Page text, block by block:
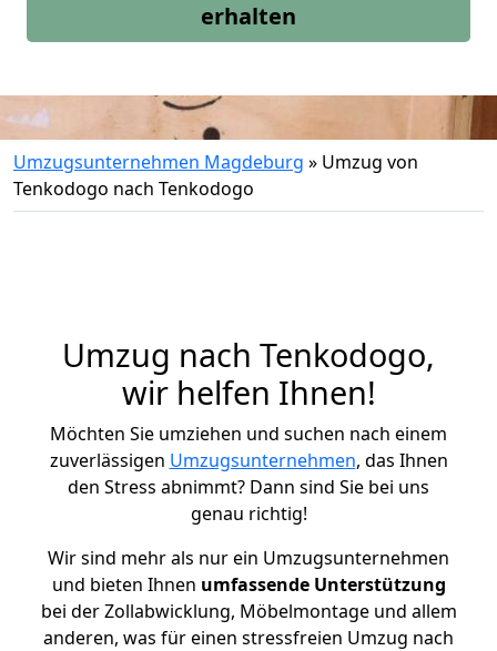
erhalten
Umzugsunternehmen Magdeburg » Umzug von
Tenkodogo nach Tenkodogo
Umzug nach Tenkodogo,
wir helfen Ihnen!
Möchten Sie umziehen und suchen nach einem
zuverlässigen Umzugsunternehmen, das Ihnen
den Stress abnimmt? Dann sind Sie bei uns
genau richtig!
Wir sind mehr als nur ein Umzugsunternehmen
und bieten Ihnen umfassende Unterstützung
bei der Zollabwicklung, Möbelmontage und allem
anderen, was für einen stressfreien Umzug nach